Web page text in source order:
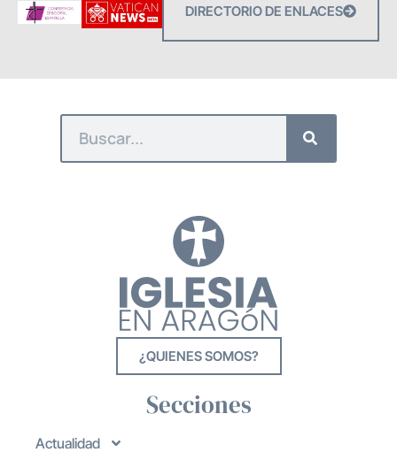
DIRECTORIO DE ENLACES
¿QUIENES SOMOS?
Secciones
Actualidad